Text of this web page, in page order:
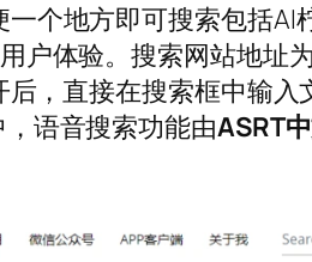
个地方即可搜索包括AI
户体验。搜索网站地址为
，直接在搜索框中输
语音搜索功能由ASRT